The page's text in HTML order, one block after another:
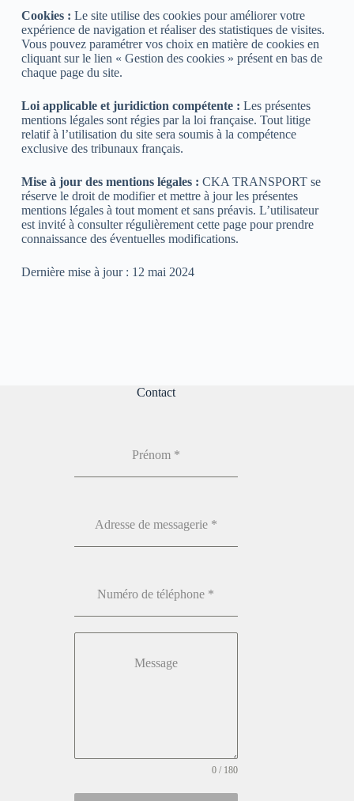
Cookies : Le site utilise des cookies pour améliorer votre
expérience de navigation et réaliser des statistiques de visites.
Vous pouvez paramétrer vos choix en matière de cookies en
cliquant sur le lien « Gestion des cookies » présent en bas de
chaque page du site.
Loi applicable et juridiction compétente : Les présentes
mentions légales sont régies par la loi française. Tout litige
relatif à l’utilisation du site sera soumis à la compétence
exclusive des tribunaux français.
Mise à jour des mentions légales : CKA TRANSPORT se
réserve le droit de modifier et mettre à jour les présentes
mentions légales à tout moment et sans préavis. L’utilisateur
est invité à consulter régulièrement cette page pour prendre
connaissance des éventuelles modifications.
Dernière mise à jour : 12 mai 2024
Contact
Prénom *
Adresse de messagerie *
Numéro de téléphone *
Message
0 / 180